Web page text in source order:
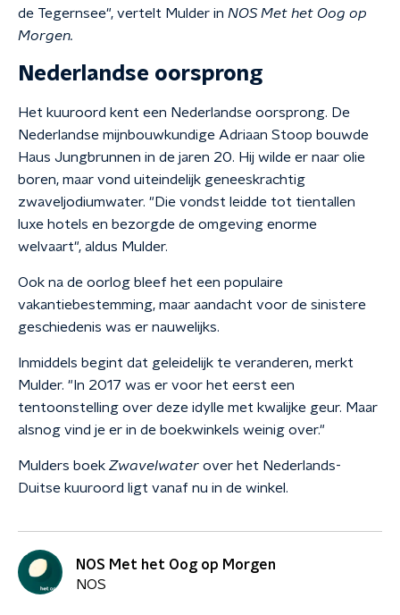
de Tegernsee", vertelt Mulder in NOS Met het Oog op
Morgen.
Nederlandse oorsprong
Het kuuroord kent een Nederlandse oorsprong. De
Nederlandse mijnbouwkundige Adriaan Stoop bouwde
Haus Jungbrunnen in de jaren 20. Hij wilde er naar olie
boren, maar vond uiteindelijk geneeskrachtig
zwaveljodiumwater. "Die vondst leidde tot tientallen
luxe hotels en bezorgde de omgeving enorme
welvaart", aldus Mulder.
Ook na de oorlog bleef het een populaire
vakantiebestemming, maar aandacht voor de sinistere
geschiedenis was er nauwelijks.
Inmiddels begint dat geleidelijk te veranderen, merkt
Mulder. "In 2017 was er voor het eerst een
tentoonstelling over deze idylle met kwalijke geur. Maar
alsnog vind je er in de boekwinkels weinig over."
Mulders boek Zwavelwater over het Nederlands-
Duitse kuuroord ligt vanaf nu in de winkel.
NOS Met het Oog op Morgen
NOS